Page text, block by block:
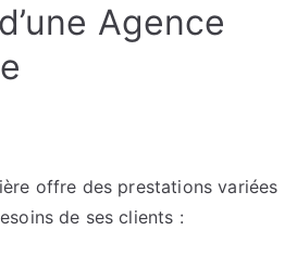
Agence
offre des prestations variées
de ses clients :